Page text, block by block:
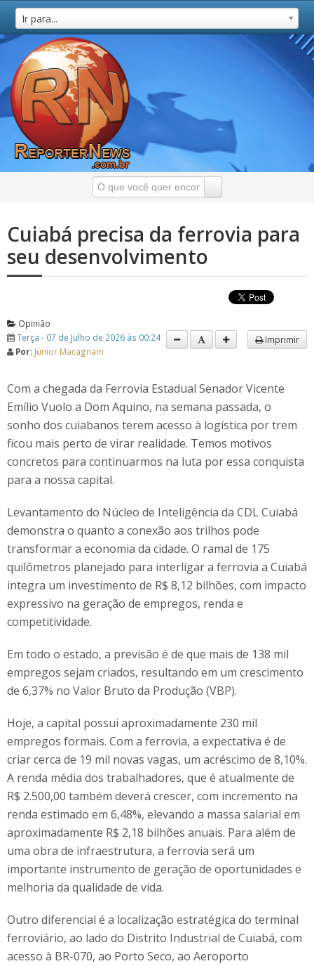
Ir para...
Cuiabá precisa da ferrovia para
seu desenvolvimento
Opinião
Terça - 07 de Julho de 2026 às 00:24
Por: Júnior Macagnam
Imprimir
Com a chegada da Ferrovia Estadual Senador Vicente
Emílio Vuolo a Dom Aquino, na semana passada, o
sonho dos cuiabanos terem acesso à logística por trem
ficou mais perto de virar realidade. Temos motivos
concretos para continuarmos na luta por essa conquista
para a nossa capital.
Levantamento do Núcleo de Inteligência da CDL Cuiabá
demonstra o quanto a conexão aos trilhos pode
transformar a economia da cidade. O ramal de 175
quilômetros planejado para interligar a ferrovia a Cuiabá
integra um investimento de R$ 8,12 bilhões, com impacto
expressivo na geração de empregos, renda e
competitividade.
Em todo o estado, a previsão é de que mais de 138 mil
empregos sejam criados, resultando em um crescimento
de 6,37% no Valor Bruto da Produção (VBP).
Hoje, a capital possui aproximadamente 230 mil
empregos formais. Com a ferrovia, a expectativa é de
criar cerca de 19 mil novas vagas, um acréscimo de 8,10%.
A renda média dos trabalhadores, que é atualmente de
R$ 2.500,00 também deverá crescer, com incremento na
renda estimado em 6,48%, elevando a massa salarial em
aproximadamente R$ 2,18 bilhões anuais. Para além de
uma obra de infraestrutura, a ferrovia será um
importante instrumento de geração de oportunidades e
melhoria da qualidade de vida.
Outro diferencial é a localização estratégica do terminal
ferroviário, ao lado do Distrito Industrial de Cuiabá, com
acesso à BR-070, ao Porto Seco, ao Aeroporto